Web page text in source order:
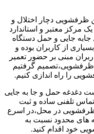
ظرفشویی دچار اختلال و
معتبر و استاندارد
جابه جایی و حمل دستگاه
از کاربران بوده و
مبنی بر حضور تعمیر
گرفتیم
را راه اندازی کنیم.
دغدغه حمل و جا به جایی
تماس تلفنی ساده و ثبت
ظرفشویی در محل،در اسرع
های محدود نسبت به
خود اقدام کنید.